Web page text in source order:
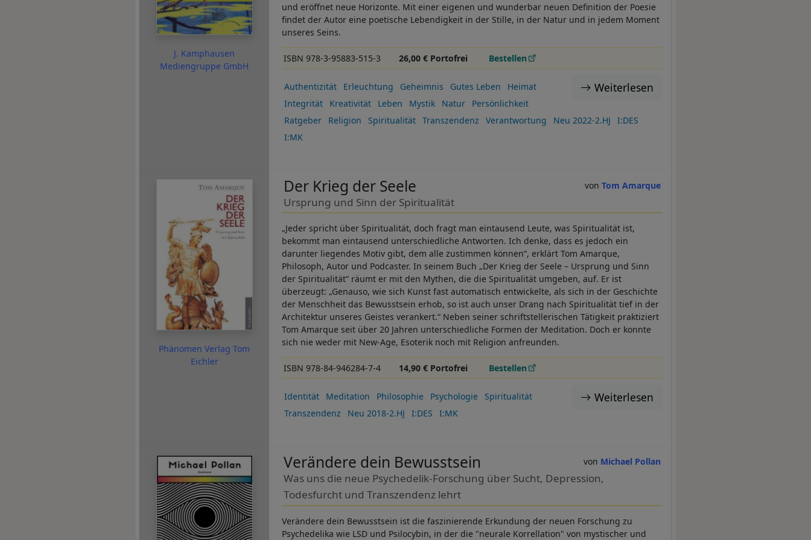
J. Kamphausen
Mediengruppe GmbH
und eröffnet neue Horizonte. Mit einer eigenen und wunderbar neuen Definition der Poesie
findet der Autor eine poetische Lebendigkeit in der Stille, in der Natur und in jedem Moment
unseres Seins.
ISBN 978-3-95883-515-3 26,00 € Portofrei Bestellen
Weiterlesen
Authentizität Erleuchtung Geheimnis Gutes Leben
Heimat
Integrität
Kreativität Leben Mystik Natur
Persönlichkeit
Ratgeber
Religion Spiritualität Transzendenz Verantwortung Neu 2022-2.HJ
I:DES
I:MK
Phänomen Verlag Tom
Eichler
Tom Amarque
Der Krieg der Seele
Ursprung und Sinn der Spiritualität
„Jeder spricht über Spiritualität, doch fragt man eintausend Leute, was Spiritualität ist,
bekommt man eintausend unterschiedliche Antworten. Ich denke, dass es jedoch ein
darunter liegendes Motiv gibt, dem alle zustimmen können“, erklärt Tom Amarque,
Philosoph, Autor und Podcaster. In seinem Buch „Der Krieg der Seele – Ursprung und Sinn
der Spiritualität“ räumt er mit den Mythen, die die Spiritualität umgeben, auf. Er ist
überzeugt: „Genauso, wie sich Kunst fast automatisch entwickelte, als sich in der Geschichte
der Menschheit das Bewusstsein erhob, so ist auch unser Drang nach Spiritualität tief in der
Architektur unseres Geistes verankert.“ Neben seiner schriftstellerischen Tätigkeit praktiziert
Tom Amarque seit über 20 Jahren unterschiedliche Formen der Meditation. Doch er konnte
sich nie weder mit New-Age, Esoterik noch mit Religion anfreunden.
ISBN 978-84-946284-7-4 14,90 € Portofrei Bestellen
Weiterlesen
Identität Meditation Philosophie Psychologie
Spiritualität
Transzendenz
Neu 2018-2.HJ I:DES I:MK
Michael Pollan
Verändere dein Bewusstsein
Was uns die neue Psychedelik-Forschung über Sucht, Depression,
Todesfurcht und Transzendenz lehrt
Verändere dein Bewusstsein ist die faszinierende Erkundung der neuen Forschung zu
Psychedelika wie LSD und Psilocybin, in der die "neurale Korrellation" von mystischer und